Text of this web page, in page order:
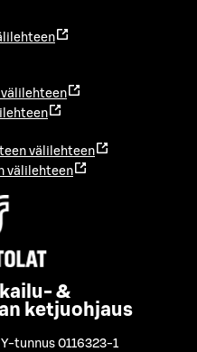
välilehteen
välilehteen
&
ketjuohjaus
Y-tunnus 0116323-1